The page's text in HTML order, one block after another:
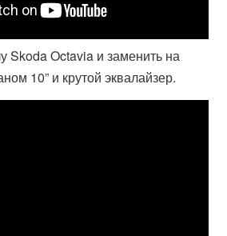
Skoda Octavia и заменить на
10” и крутой эквалайзер.